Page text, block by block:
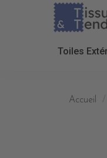
Toiles
Accueil